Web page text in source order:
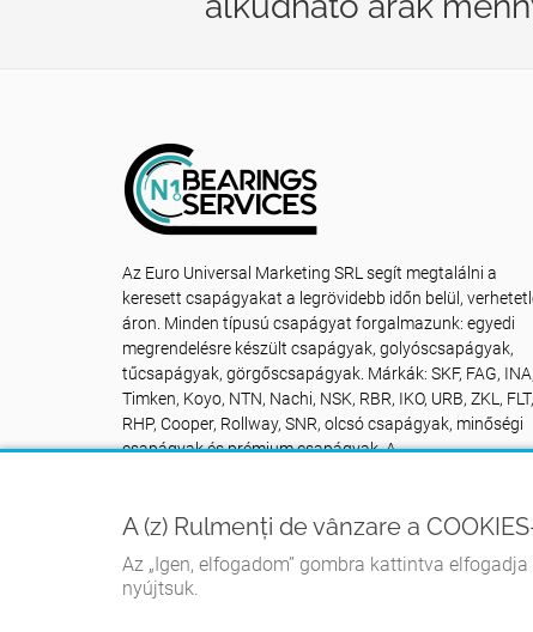
Az Euro Universal Marketing SRL segít megtalálni a
keresett csapágyakat a legrövidebb időn belül,
áron. Minden típusú csapágyat forgalmazunk: egyedi
megrendelésre készült csapágyak, golyóscsapágyak,
tűcsapágyak, görgőscsapágyak. Márkák: SKF, FAG, INA,
Timken, Koyo, NTN, Nachi, NSK, RBR, IKO, URB, ZKL, FLT,
RHP, Cooper, Rollway, SNR, olcsó csapágyak, minőségi
csapágyak és prémium csapágyak. A
A (z) Rulmenți de vânzare a
Az „Igen, elfogadom” gombra kattintva
nyújtsuk.